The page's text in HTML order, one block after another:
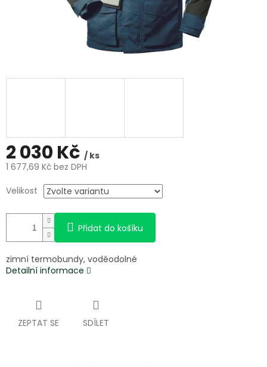
2 030 Kč / ks
1 677,69 Kč bez DPH
cena:
Velikost
Přidat do košíku
zimní termobundy, voděodolné
Detailní informace
ZEPTAT SE SDÍLET